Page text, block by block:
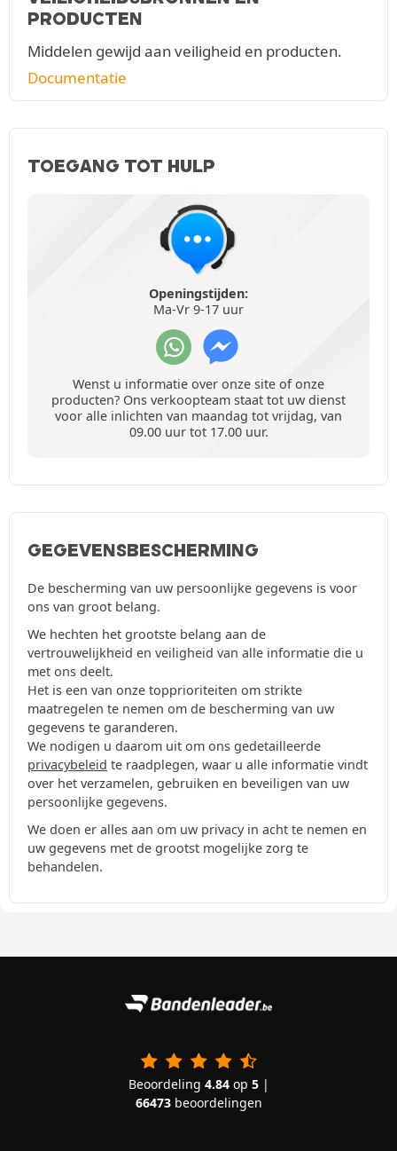
PRODUCTEN
Middelen gewijd aan veiligheid en producten.
Documentatie
TOEGANG TOT HULP
Openingstijden:
Ma-Vr 9-17 uur
Wenst u informatie over onze site of onze
producten? Ons verkoopteam staat tot uw dienst
voor alle inlichten van maandag tot vrijdag, van
09.00 uur tot 17.00 uur.
GEGEVENSBESCHERMING
De bescherming van uw persoonlijke gegevens is voor
ons van groot belang.
We hechten het grootste belang aan de
vertrouwelijkheid en veiligheid van alle informatie die u
met ons deelt.
Het is een van onze topprioriteiten om strikte
maatregelen te nemen om de bescherming van uw
gegevens te garanderen.
We nodigen u daarom uit om ons gedetailleerde
privacybeleid te raadplegen, waar u alle informatie vindt
over het verzamelen, gebruiken en beveiligen van uw
persoonlijke gegevens.
We doen er alles aan om uw privacy in acht te nemen en
uw gegevens met de grootst mogelijke zorg te
behandelen.
Beoordeling 4.84op 5|
66473beoordelingen